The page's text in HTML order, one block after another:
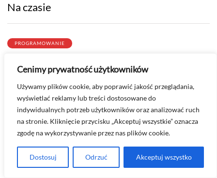
Cenimy prywatność użytkowników
Używamy plików cookie, aby poprawić jakość przeglądania,
wyświetlać reklamy lub treści dostosowane do
indywidualnych potrzeb użytkowników oraz analizować ruch
na stronie. Kliknięcie przycisku „Akceptuj wszystkie” oznacza
zgodę na wykorzystywanie przez nas plików cookie.
Dostosuj Odrzuć Akceptuj wszystko
Na czasie
PROGRAMOWANIE
2026-05-23
MICROSOFT OFFICE
Spis treści w PowerPoint – jak przygotować agendę
prezentacji?
2026-05-20
SPOTIFY